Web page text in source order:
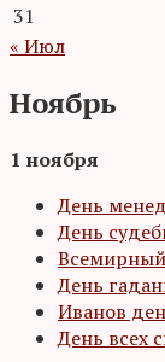
31
« Июл
Ноябрь
1 ноября
День
День
День
Иванов
День всех